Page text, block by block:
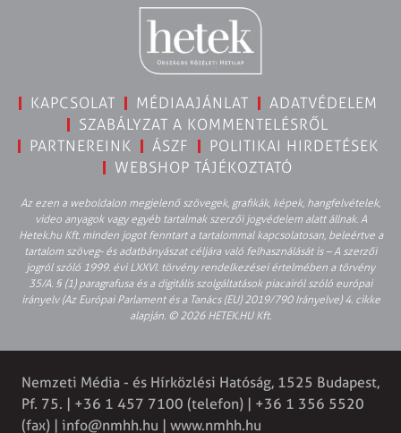
KAPCSOLAT MÉDIAAJÁNLAT
ADATVÉDELEM
SZABÁLYZAT A KOMMENTELÉSRŐL
PARTNEREINK
ÁSZF
POLITIKAI HIRDETÉSEK
WEBSHOP TÁJÉKOZTATÓ
Az ezen a weboldalon megjelenő szövegek, grafikák, képek, hangfelvételek,
video anyagok vagy egyéb tartalmak szerzői jogvédelem alatt állnak. A
Hetek.hu Kft. minden jogot fenntart a tartalommal kapcsolatosan, beleértve a
tartalom szöveg- és adatbányászat céljára való felhasználását is – A szerzői
jogról szóló 1999. évi LXXVI. törvény rendelkezései értelmében a törvény
35/A. § (1) paragrafusa és a digitális szolgáltatások piacairól szóló európai
irányelv (Az Európai Parlament és a Tanács (EU) 2019/790 Irányelve) 4. cikke
alapján. © 2026 HETEK.HU Kft.
Nemzeti Média - és Hírközlési Hatóság, 1525 Budapest,
Pf. 75. | +36 1 457 7100 (telefon) | +36 1 356 5520
(fax) | info@nmhh.hu | www.nmhh.hu